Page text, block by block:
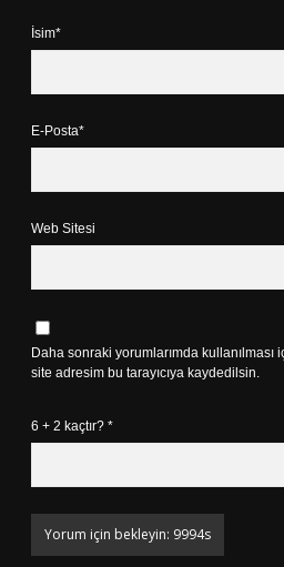
İsim*
E-Posta*
Web Sitesi
Daha sonraki yorumlarımda kullanılması
site adresim bu tarayıcıya kaydedilsin.
6 + 2 kaçtır? *